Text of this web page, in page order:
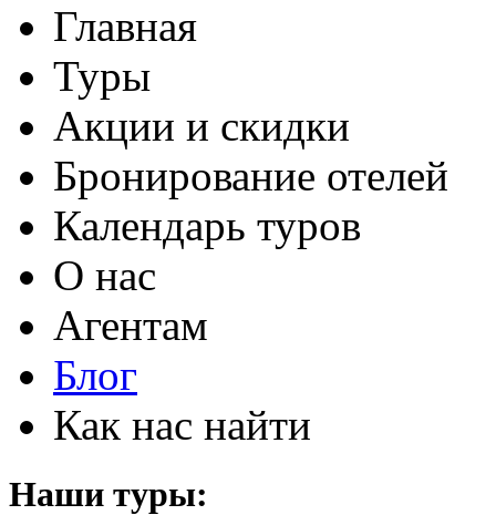
Главная
Туры
Акции и скидки
Бронирование отелей
Календарь туров
О нас
Агентам
Блог
Как нас найти
Наши туры: